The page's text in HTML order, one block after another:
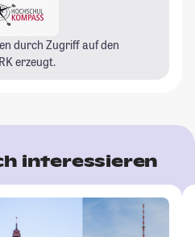
durch Zugriff auf den
erzeugt.
interessieren